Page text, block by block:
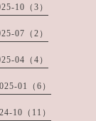
10（3）
07（2）
04（4）
01（6）
10（11）